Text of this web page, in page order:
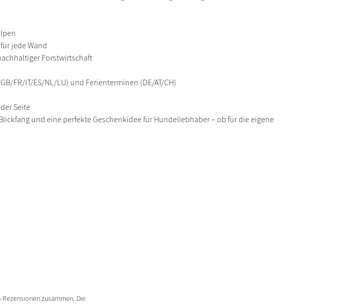
jede Wand
Forstwirtschaft
FR/IT/ES/NL/LU) und Ferienterminen (DE/AT/CH)
Seite
und eine perfekte Geschenkidee für Hundeliebhaber – ob für die eigene
zusammen. Die